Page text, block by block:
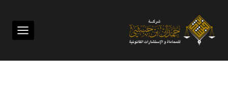
المحتوى